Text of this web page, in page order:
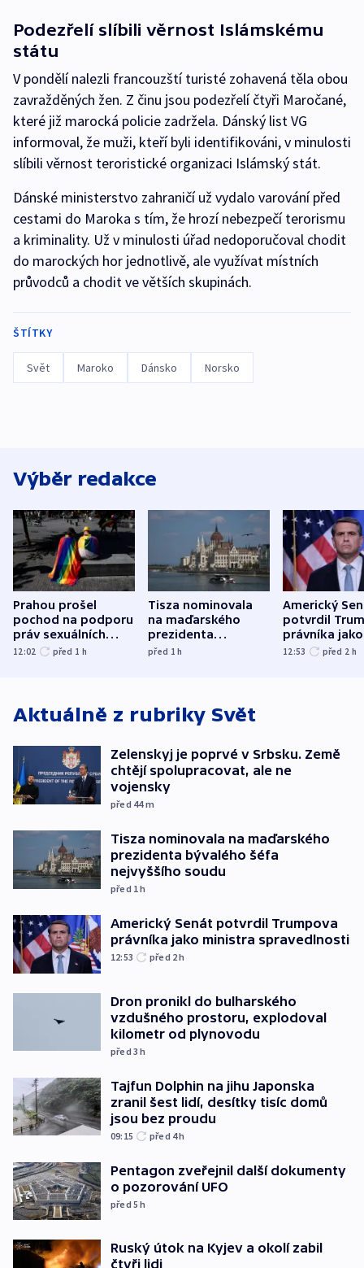
Podezřelí slíbili věrnost Islámskému
státu
V pondělí nalezli francouzští turisté zohavená těla obou
zavražděných žen. Z činu jsou podezřelí čtyři Maročané,
které již marocká policie zadržela. Dánský list VG
informoval, že muži, kteří byli identifikováni, v minulosti
slíbili věrnost teroristické organizaci Islámský stát.
Dánské ministerstvo zahraničí už vydalo varování před
cestami do Maroka s tím, že hrozí nebezpečí terorismu
a kriminality. Už v minulosti úřad nedoporučoval chodit
do marockých hor jednotlivě, ale využívat místních
průvodců a chodit ve větších skupinách.
ŠTÍTKY
Svět Maroko Dánsko Norsko
Výběr redakce
Prahou prošel
pochod na podporu
práv sexuálních
menšin
12:02 před 1 h
Tisza nominovala
na maďarského
prezidenta
bývalého šéfa
před 1h
Americký
potvrdil
právníka jako
ministra
12:53 před 2 h
Aktuálně z rubriky Svět
Zelenskyj je poprvé v Srbsku. Země
chtějí spolupracovat, ale ne
vojensky
před 44m
Tisza nominovala na maďarského
prezidenta bývalého šéfa
nejvyššího soudu
před 1h
Americký Senát potvrdil Trumpova
právníka jako ministra spravedlnosti
12:53 před 2h
Dron pronikl do bulharského
vzdušného prostoru, explodoval
kilometr od plynovodu
před 3h
Tajfun Dolphin na jihu Japonska
zranil šest lidí, desítky tisíc domů
jsou bez proudu
09:15 před 4h
Pentagon zveřejnil další dokumenty
o pozorování UFO
před 5h
Ruský útok na Kyjev a okolí zabil
čtyři lidi